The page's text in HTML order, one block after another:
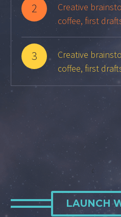
2
Creative
coffee, first
3
Creative
coffee, first
LAUNCH